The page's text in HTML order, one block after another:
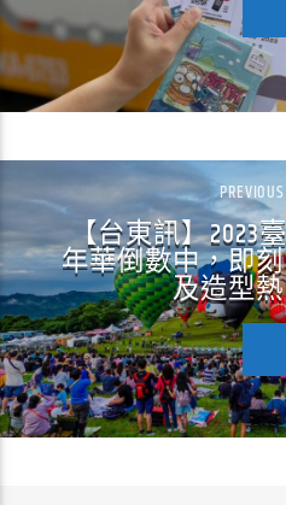
【台東訊】2023
年華倒數中，即
及造型